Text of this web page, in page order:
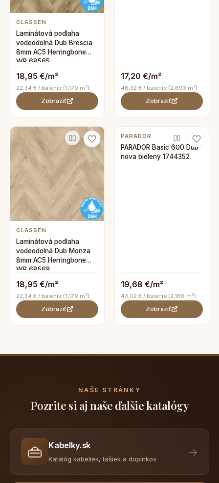
CLASSEN
Laminátová podlaha
vodeodolná Dub Brescia
8mm AC5 Herringbone
WR 68565
18,95 €/m²
22,34 € / balenie (1,179 m²)
Zobraziť
17,20 €/m²
46,32 € / balenie (2,693 m²)
Zobraziť
CLASSEN
Laminátová podlaha
vodeodolná Dub Monza
8mm AC5 Herringbone
WR 68568
18,95 €/m²
22,34 € / balenie (1,179 m²)
Zobraziť
PARADOR
PARADOR Basic 600 Dub
nova bielený 1744352
19,68 €/m²
43,02 € / balenie (2,186 m²)
Zobraziť
NAŠE STRÁNKY
Pozrite si aj naše ďalšie katalógy
👜 Kabelky.sk
Katalóg kabeliek, tašiek a doplnkov
→